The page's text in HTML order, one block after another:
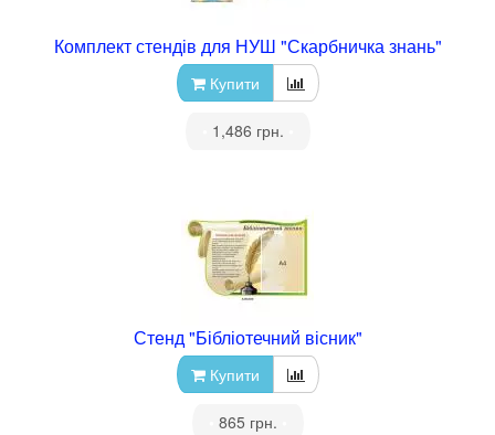
Комплект стендів для НУШ "Скарбничка знань"
Купити
1,486 грн.
Стенд "Бібліотечний вісник"
Купити
865 грн.